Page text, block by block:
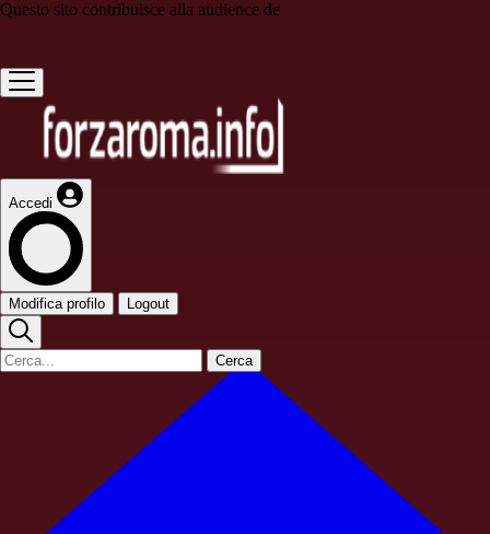
Questo sito contribuisce alla audience de
Accedi
Modifica profilo Logout
Cerca